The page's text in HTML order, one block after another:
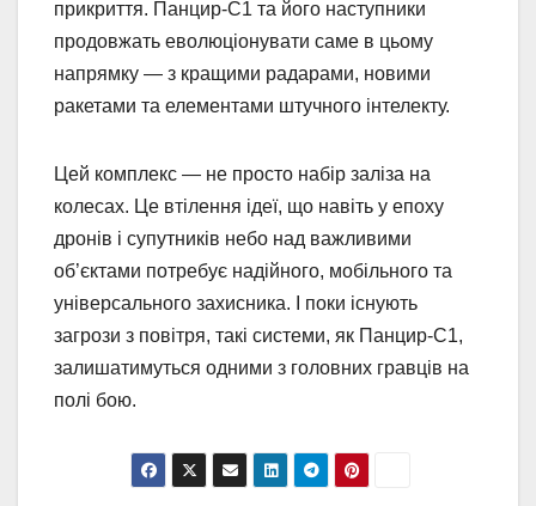
прикриття. Панцир-С1 та його наступники
продовжать еволюціонувати саме в цьому
напрямку — з кращими радарами, новими
ракетами та елементами штучного інтелекту.
Цей комплекс — не просто набір заліза на
колесах. Це втілення ідеї, що навіть у епоху
дронів і супутників небо над важливими
об’єктами потребує надійного, мобільного та
універсального захисника. І поки існують
загрози з повітря, такі системи, як Панцир-С1,
залишатимуться одними з головних гравців на
полі бою.